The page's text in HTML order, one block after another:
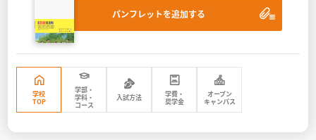
進学イベント
入試・受験入門
お役立ち情報
パンフレットを追加する
学校
TOP
学部・
学科・
コース
入試方法
学費・
奨学金
オープン
キャンパス